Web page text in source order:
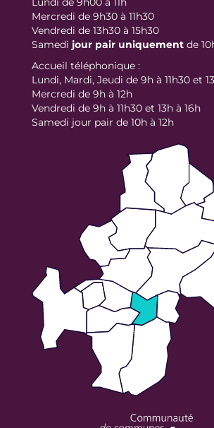
Mercredi de 9h30 à 11h30
Vendredi de 13h30 à 15h30
Samedi jour pair uniquement de
Accueil téléphonique :
Lundi, Mardi, Jeudi de 9h à 11h30 et
Mercredi de 9h à 12h
Vendredi de 9h à 11h30 et 13h à 16h
Samedi jour pair de 10h à 12h